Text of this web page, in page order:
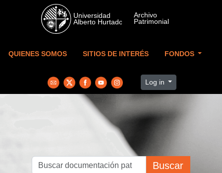
Skip to main content
QUIENES SOMOS SITIOS DE INTERÉS FONDOS
Log in
Buscar